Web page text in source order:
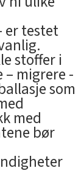
testet
stoffer i
migrere -
som
med
bør